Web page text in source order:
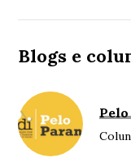
Blogs e